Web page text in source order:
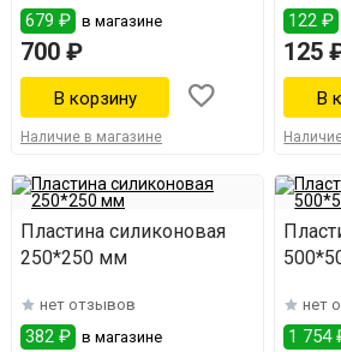
679 ₽ в магазине
700 ₽
Наличие в магазине
122 ₽
125
Пластина силиконовая
250*250 мм
нет отзывов
382 ₽ в магазине
нет
1 754